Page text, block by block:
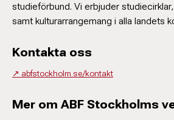
studieförbund. Vi erbjuder
samt kulturarrangemang i alla landets
Kontakta oss
↗️ abfstockholm.se/kontakt
Mer om ABF Stockholms